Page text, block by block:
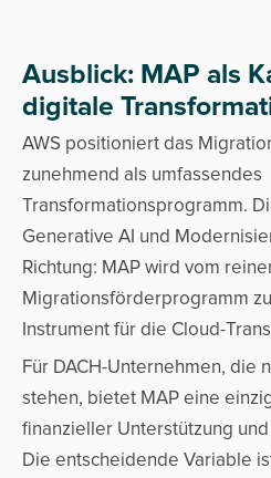
Ausblick: MAP als
digitale
AWS positioniert das
zunehmend als umfassendes
Transformationsprogramm.
Generative AI und
Richtung: MAP wird vom
Migrationsförderprogramm
Instrument für die Cloud-
Für DACH-Unternehmen, die
stehen, bietet MAP eine
finanzieller Unterstützung
Die entscheidende Variable